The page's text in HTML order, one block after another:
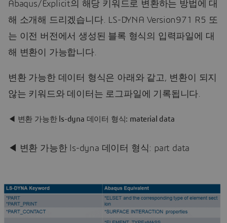
Abaqus/Explicit의 해당 키워드로 변환하는 방법에 대
해 소개해 드리겠습니다. LS-DYNA Version971 R5 또
는 이전 버전에서 생성된 블록 형식의 입력파일에 대
해 변환이 가능합니다.
변환 가능한 데이터 형식은 아래와 같고, 변환이 되지
않는 키워드와 데이터는 로그파일에 기록됩니다.
◀ 변환 가능한 ls-dyna 데이터 형식: material data
◀ 변환 가능한 ls-dyna 데이터 형식: part data